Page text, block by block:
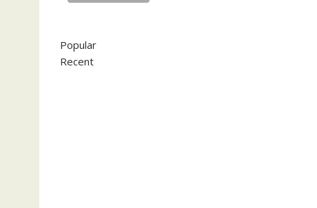
Popular
Recent